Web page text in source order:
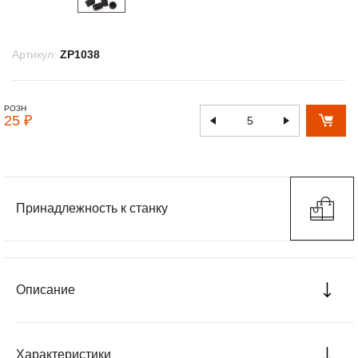
Артикул: ZP1038
РОЗН
25 ₽
Принадлежность к станку
Описание
Характеристики